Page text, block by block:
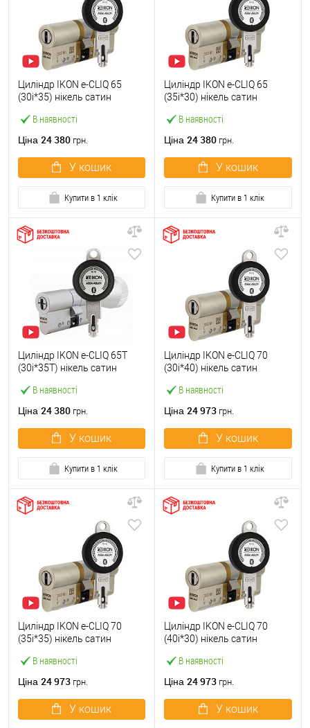
В наявності
Циліндр IKON e-CLIQ 65
(30i*35) нікель сатин
Ціна 24 380 грн.
У кошик
Купити в 1 клік
В наявності
Циліндр IKON e-CLIQ 65
(35i*30) нікель сатин
Ціна 24 380 грн.
У кошик
Купити в 1 клік
В наявності
Циліндр IKON e-CLIQ 65T
(30i*35T) нікель сатин
Ціна 24 380 грн.
У кошик
Купити в 1 клік
В наявності
Циліндр IKON e-CLIQ 70
(30i*40) нікель сатин
Ціна 24 973 грн.
У кошик
Купити в 1 клік
В наявності
Циліндр IKON e-CLIQ 70
(35i*35) нікель сатин
Ціна 24 973 грн.
У кошик
В наявності
Циліндр IKON e-CLIQ 70
(40i*30) нікель сатин
Ціна 24 973 грн.
У кошик